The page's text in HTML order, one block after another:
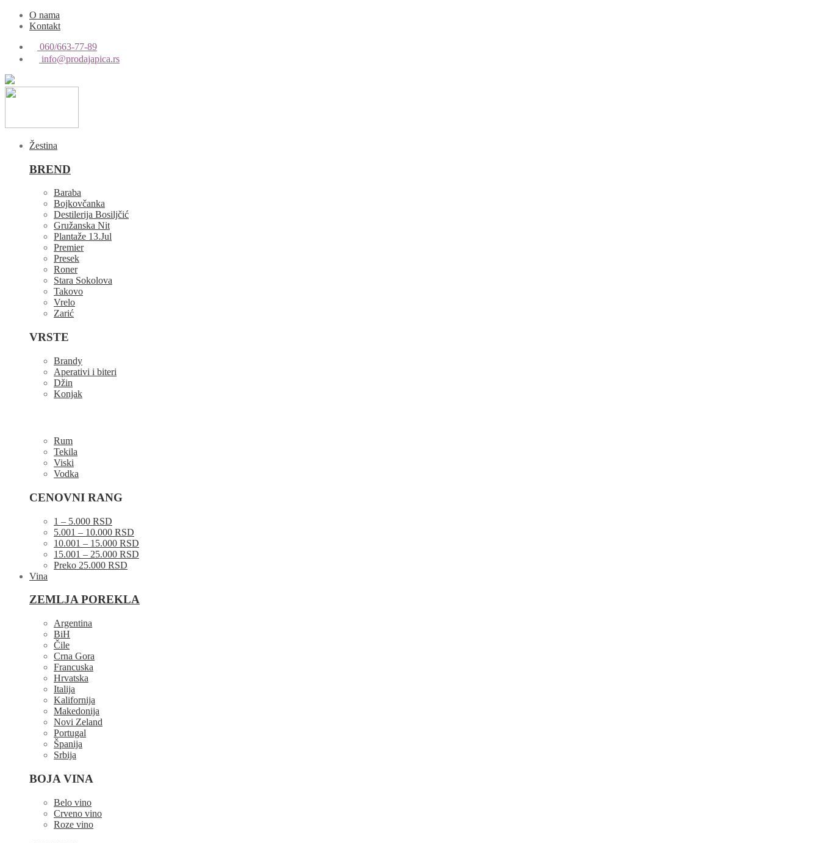
O nama
Kontakt
060/663-77-89
info@prodajapica.rs
Žestina
BREND
Baraba
Bojkovčanka
Destilerija Bosiljčić
Gružanska Nit
Plantaže 13.Jul
Premier
Presek
Roner
Stara Sokolova
Takovo
Vrelo
Zarić
VRSTE
Brandy
Aperativi i biteri
Džin
Konjak
Rum
Tekila
Viski
Vodka
CENOVNI RANG
1 – 5.000 RSD
5.001 – 10.000 RSD
10.001 – 15.000 RSD
15.001 – 25.000 RSD
Preko 25.000 RSD
Vina
ZEMLJA POREKLA
Argentina
BiH
Čile
Crna Gora
Francuska
Hrvatska
Italija
Kalifornija
Makedonija
Novi Zeland
Portugal
Španija
Srbija
BOJA VINA
Belo vino
Crveno vino
Roze vino